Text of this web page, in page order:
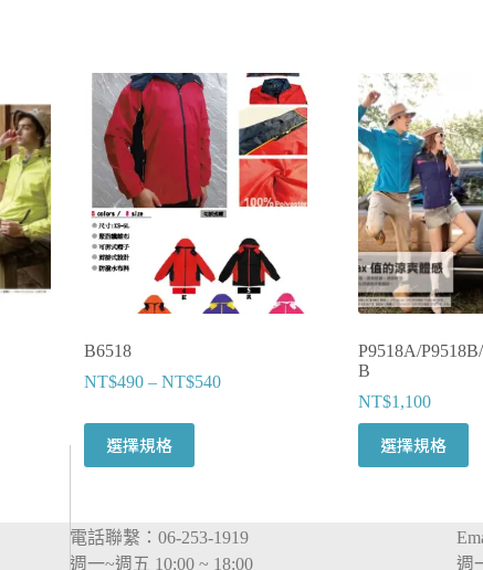
B6518
NT$490 – NT$540
選擇規格
產
多
P9518A/
B
NT$1,100
選擇規格
產
電話聯繫：06-253-1919
週一~週五 10:00 ~ 18:00
週